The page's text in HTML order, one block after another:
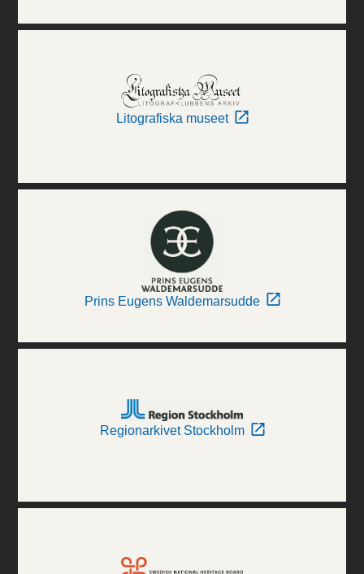
Litografiska museet
Prins Eugens Waldemarsudde
Regionarkivet Stockholm